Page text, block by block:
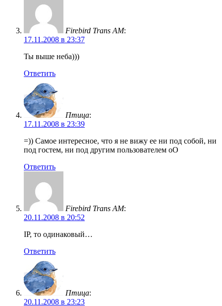
Firebird Trans AM:
17.11.2008 в 23:37
Ты выше неба)))
Ответить
Птица:
17.11.2008 в 23:39
=)) Самое интересное, что я не вижу ее ни под собой, ни
под гостем, ни под другим пользователем оО
Ответить
Firebird Trans AM:
20.11.2008 в 20:52
IP, то одинаковый…
Ответить
Птица:
20.11.2008 в 23:23